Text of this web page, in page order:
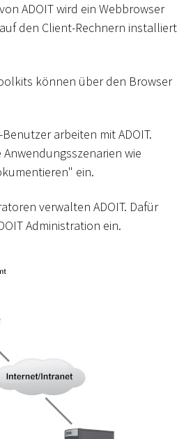
ADOIT wird ein Webbrowser
den Client-Rechnern installiert
können über den Browser
Benutzer arbeiten mit ADOIT.
Anwendungsszenarien wie
ein.
verwalten ADOIT. Dafür
Administration ein.